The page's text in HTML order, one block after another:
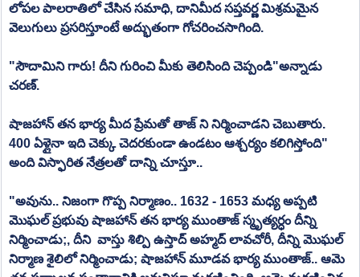
లోపల పాలరాతిలో చేసిన సమాధి, దానిమీద సప్తవర్ణ మిశ్రమమైన
వెలుగులు ప్రసరిస్తూంటే అద్భుతంగా గోచరించసాగింది.
"సౌదామిని గారు! దీని గురించి మీకు తెలిసింది చెప్పండి"అన్నాడు
చరణ్.
షాజహాన్ తన భార్య మీద ప్రేమతో తాజ్ ని నిర్మించాడని చెబుతారు.
400 ఏళ్లైనా ఇది చెక్కు చెదరకుండా ఉండటం ఆశ్చర్యం కలిగిస్తోంది"
అంది విస్ఫారిత నేత్రలతో దాన్ని చూస్తూ..
"అవును.. నిజంగా గొప్ప నిర్మాణం.. 1632 - 1653 మధ్య అప్పటి
మొఘల్ ప్రభువు షాజహాన్ తన భార్య ముంతాజ్ స్మృత్యర్ధం దీన్ని
నిర్మించాడు;, దీని  వాస్తు శిల్పి ఉస్తాద్ అహ్మద్ లావచోరీ, దీన్ని మొఘల్
నిర్మాణ శైలిలో నిర్మించాడు; షాజహాన్ మూడవ భార్య ముంతాజ్.. ఆమె